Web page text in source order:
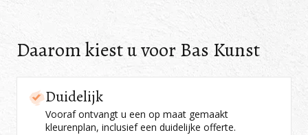
Daarom kiest u voor Bas Kunst
Duidelijk
Vooraf ontvangt u een op maat gemaakt
kleurenplan, inclusief een duidelijke offerte.